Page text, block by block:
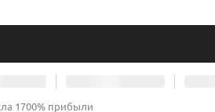
1700% прибыли